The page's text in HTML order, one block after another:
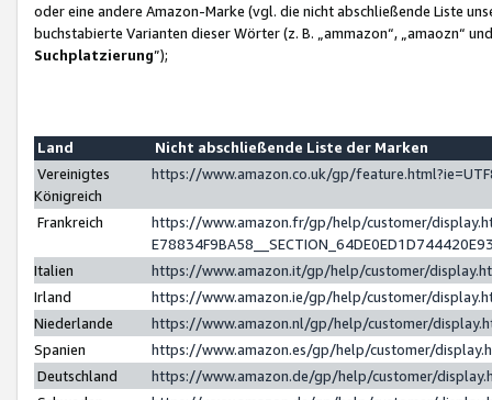
oder eine andere Amazon-Marke (vgl. die nicht abschließende Liste
buchstabierte Varianten dieser Wörter (z. B. „ammazon“, „amaozn“
Suchplatzierung”);
Land
Nicht abschließende Liste der Marken
Vereinigtes
Königreich
https://www.amazon.co.uk/gp/
Frankreich
https://www.amazon.fr/gp/help/customer/
Italien
https://www.amazon.it/gp/help/customer/
Irland
https://www.amazon.ie/gp/help/customer/
Niederlande
https://www.amazon.nl/gp/help/customer/
Spanien
https://www.amazon.es/gp/help/customer/
Deutschland
https://www.amazon.de/gp/help/customer/